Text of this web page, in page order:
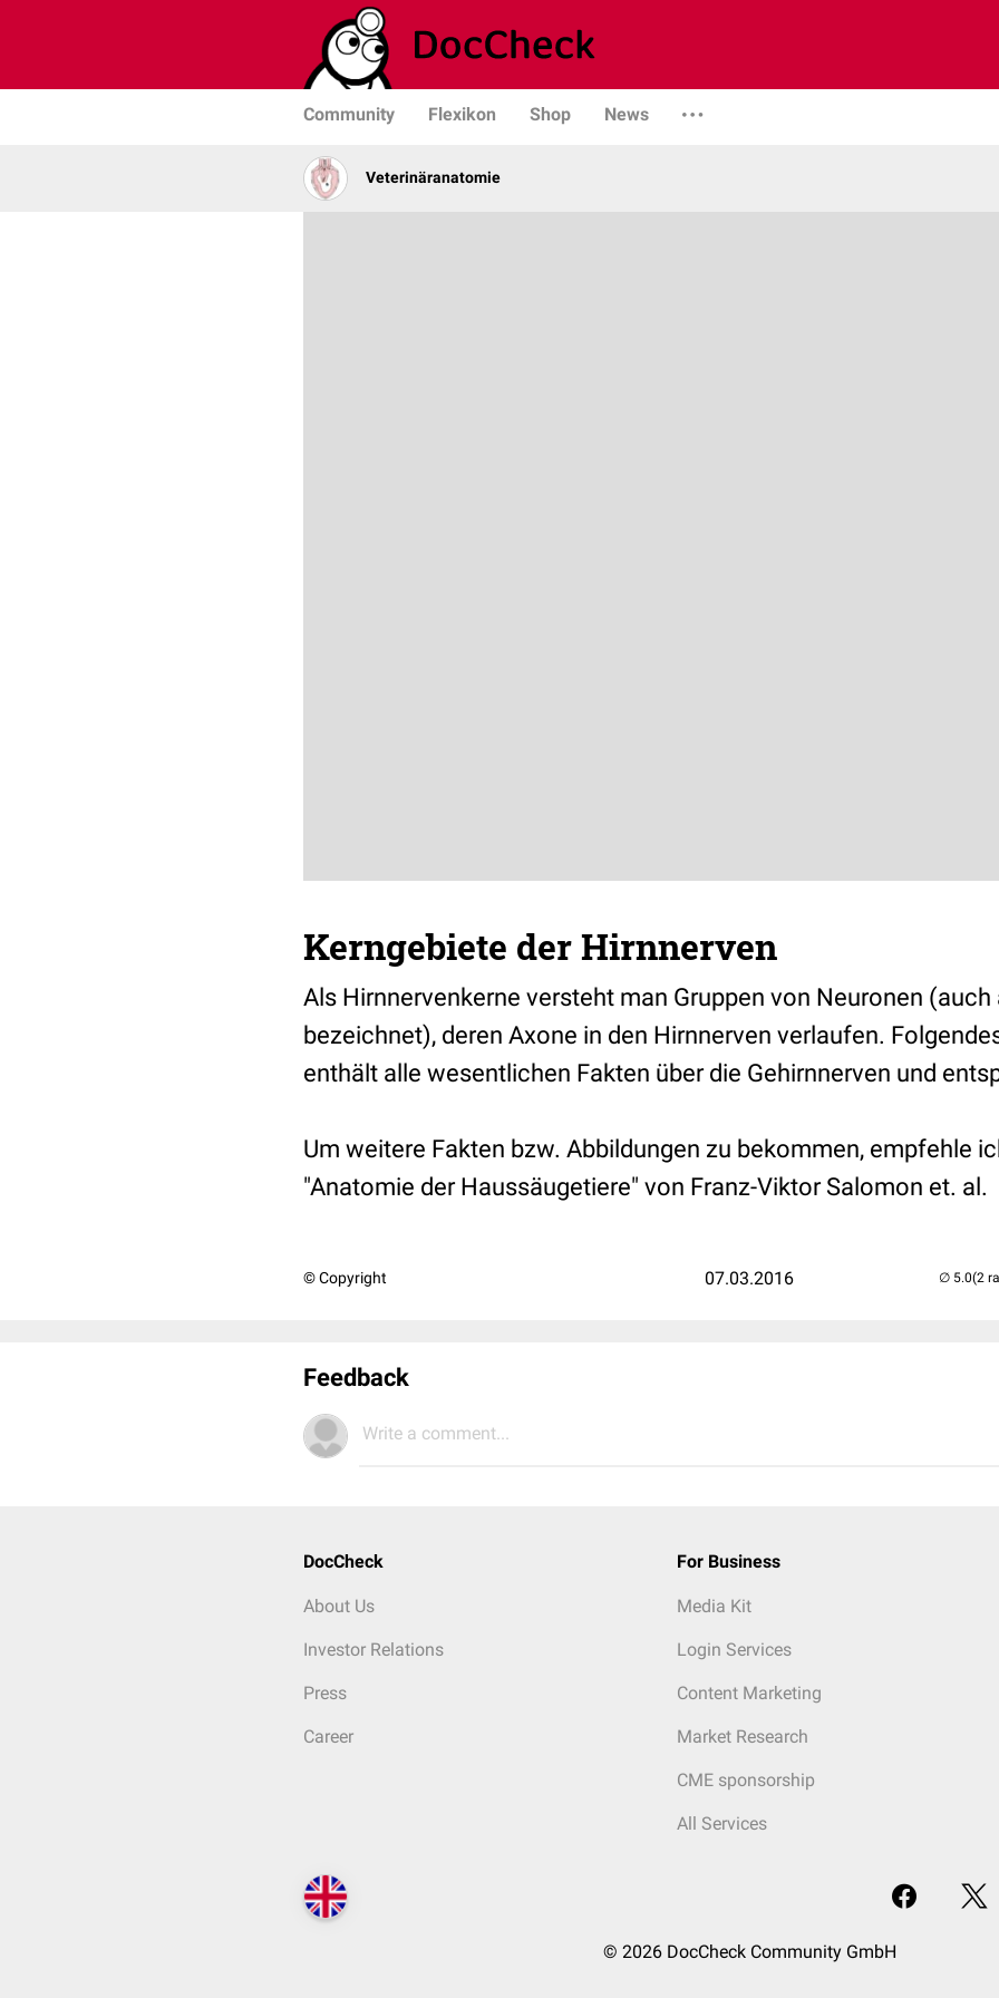
Community Flexikon Shop News
Veterinäranatomie
Kerngebiete der Hirnnerven
Als Hirnnervenkerne versteht man Gruppen von Neuronen (auch
bezeichnet), deren Axone in den Hirnnerven verlaufen.
enthält alle wesentlichen Fakten über die Gehirnnerven und
Um weitere Fakten bzw. Abbildungen zu bekommen, empfehle
"Anatomie der Haussäugetiere" von Franz-Viktor Salomon et. al.
© Copyright 07.03.2016 (2
Feedback
Write a comment...
DocCheck
About Us
Investor Relations
Press
Career
For Business
Media Kit
Login Services
Content Marketing
Market Research
CME sponsorship
All Services
© 2026 DocCheck Community GmbH